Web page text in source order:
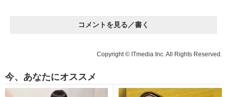
コメントを見る／書く
Copyright © ITmedia Inc. All Rights Reserved.
今、あなたにオススメ